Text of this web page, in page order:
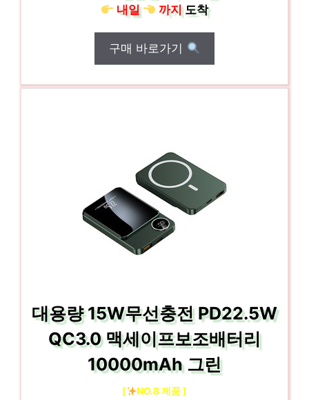
내일
까지도착
구매 바로가기
대용량 15W무선충전 PD22.5W
QC3.0 맥세이프보조배터리
10000mAh 그린
[ NO.8 제품 ]